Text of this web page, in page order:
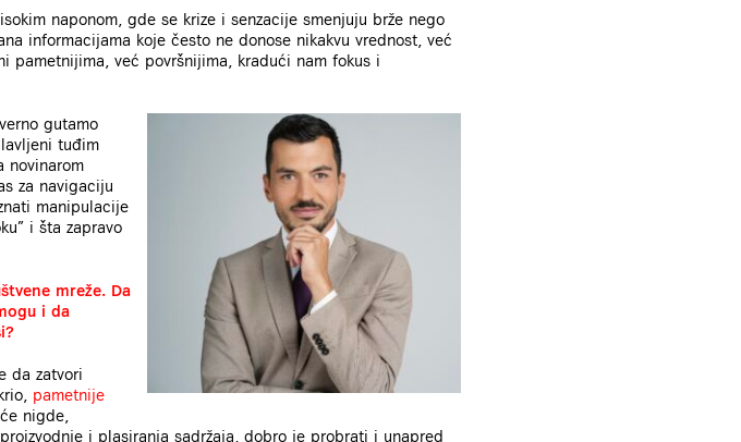
naponom, gde se krize i senzacije smenjuju brže nego
informacijama koje često ne donose nikakvu vrednost, već
pametnijima, već površnijima, kradući nam fokus i
gutamo
tuđim
novinarom
za navigaciju
manipulacije
i šta zapravo
mreže. Da
i da
da zatvori
pametnije
nigde,
i plasiranja sadržaja, dobro je probrati i unapred